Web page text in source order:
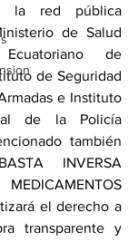
la red pública
de Salud
de
de Seguridad
e Instituto
de la Policía
también
INVERSA
el derecho a
transparente y